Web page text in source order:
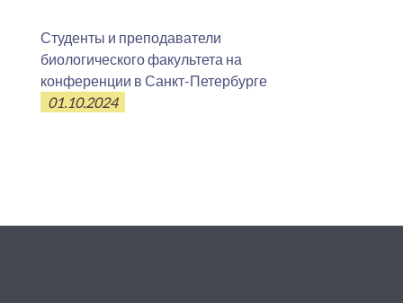
Студенты и преподаватели
биологического факультета на
конференции в Санкт-Петербурге
01.10.2024